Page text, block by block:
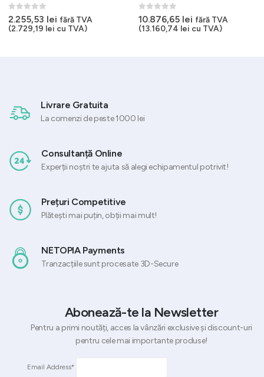
0out of 5
2.255,53 lei fără TVA
(2.729,19 lei cu TVA)
0out of 5
10.876,65 lei fără TVA
(13.160,74 lei cu TVA)
Livrare Gratuita
La comenzi de peste 1000 lei
Consultanță Online
Experții noștri te ajuta să alegi echipamentul potrivit!
Prețuri Competitive
Plătești mai puțin, obții mai mult!
NETOPIA Payments
Tranzacțiile sunt procesate 3D-Secure
Abonează-te la Newsletter
Pentru a primi noutăți, acces la vânzări exclusive și discount-uri
pentru cele mai importante produse!
Email Address*